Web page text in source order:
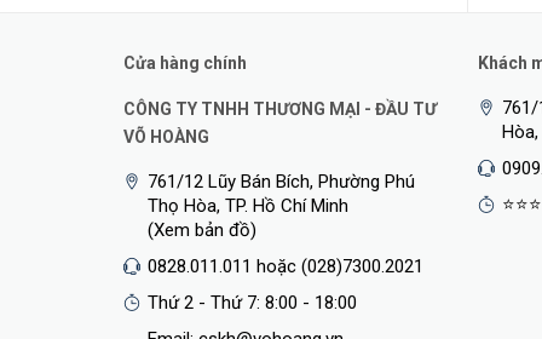
- Chống sét 6kV
Cửa hàng chính
CÔNG TY TNHH THƯƠNG MẠI - ĐẦU TƯ
VÕ HOÀNG
761/12 Lũy Bán Bích, Phường Phú
Thọ Hòa, TP. Hồ Chí Minh
(Xem bản đồ)
0828.011.011 hoặc (028)7300.2021
Thứ 2 - Thứ 7: 8:00 - 18:00
Khách
761/
Hòa,